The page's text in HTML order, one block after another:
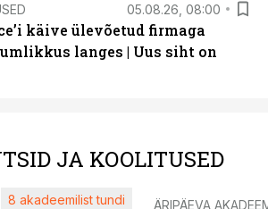
05.08.26, 08:00
käive ülevõetud firmaga
langes | Uus siht on
JA KOOLITUSED
8 akadeemilist tundi ÄRIPÄEVA